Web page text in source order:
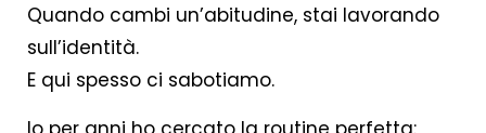
Quando cambi un’abitudine, stai lavorando
sull’identità.
E qui spesso ci sabotiamo.